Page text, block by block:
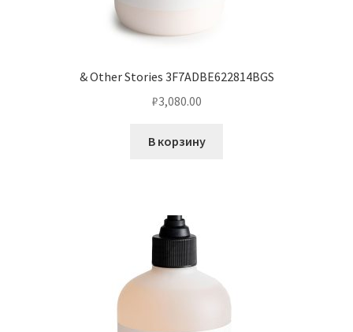
& Other Stories 3F7ADBE622814BGS
₽3,080.00
В корзину